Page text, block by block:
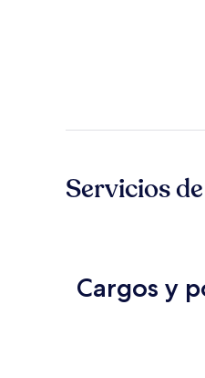
Servicios
Cargos y